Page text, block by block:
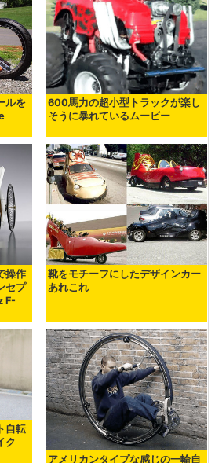
ルを
600馬力の超小型トラックが楽し
そうに暴れているムービー
操作
セプ
F-
靴をモチーフにしたデザインカー
あれこれ
自転
ク
アメリカンタイプな感じの一輪自